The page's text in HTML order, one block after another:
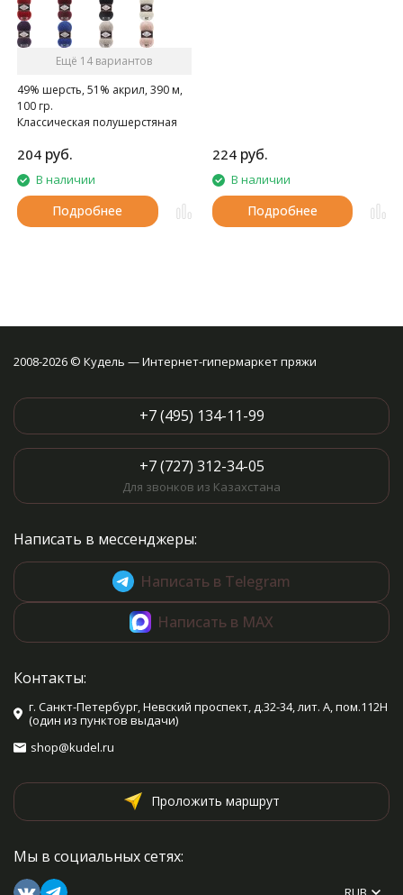
Ещё 14 вариантов
49% шерсть, 51% акрил, 390 м,
100 гр.
Классическая полушерстяная
204 руб.
В наличии
Подробнее
224 руб.
В наличии
Подробнее
2008-2026 © Кудель — Интернет-гипермаркет пряжи
+7 (495) 134-11-99
+7 (727) 312-34-05
Для звонков из Казахстана
Написать в мессенджеры:
Написать в Telegram
Написать в MAX
Контакты:
г. Санкт-Петербург, Невский проспект, д.32-34, лит. А, пом.112Н
(один из пунктов выдачи)
shop@kudel.ru
Проложить маршрут
Мы в социальных сетях: